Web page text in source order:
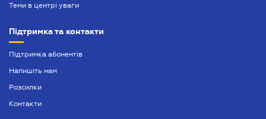
Теми в центрі уваги
Підтримка та контакти
Підтримка абонентів
Напишіть нам
Розсилки
Контакти